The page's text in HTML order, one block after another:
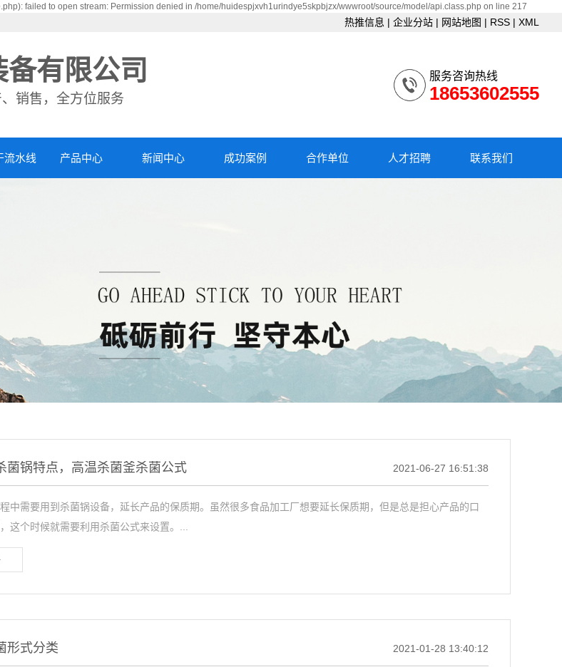
failed to open stream: Permission denied in /home/huidespjxvh1urindye5skpbjzx/wwwroot/source/model/api.class.php on line 217
热推信息 | 企业分站 | 网站地图 | RSS | XML
有限公司
销售，全方位服务
服务咨询热线
18653602555
流水线 产品中心
清洗风干流水线
灌肠机
滚揉机
新闻中心 成功案例 合作单位 人才招聘 联系我们
菌锅特点，高温杀菌釜杀菌公式 2021-06-27 16:51:38
中需要用到杀菌锅设备，延长产品的保质期。虽然很多食品加工厂想要延长保质期，但是总是担心产品的口
这个时候就需要利用杀菌公式来设置。...
形式分类 2021-01-28 13:40:12